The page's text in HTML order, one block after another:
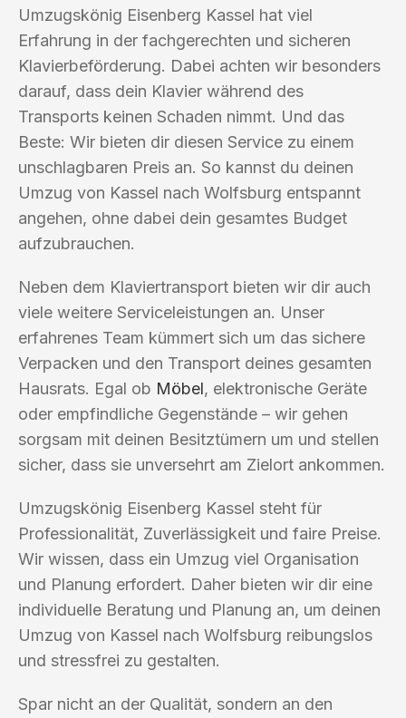
Umzugskönig Eisenberg Kassel hat viel
Erfahrung in der fachgerechten und sicheren
Klavierbeförderung. Dabei achten wir besonders
darauf, dass dein Klavier während des
Transports keinen Schaden nimmt. Und das
Beste: Wir bieten dir diesen Service zu einem
unschlagbaren Preis an. So kannst du deinen
Umzug von Kassel nach Wolfsburg entspannt
angehen, ohne dabei dein gesamtes Budget
aufzubrauchen.
Neben dem Klaviertransport bieten wir dir auch
viele weitere Serviceleistungen an. Unser
erfahrenes Team kümmert sich um das sichere
Verpacken und den Transport deines gesamten
Hausrats. Egal ob Möbel, elektronische Geräte
oder empfindliche Gegenstände – wir gehen
sorgsam mit deinen Besitztümern um und stellen
sicher, dass sie unversehrt am Zielort ankommen.
Umzugskönig Eisenberg Kassel steht für
Professionalität, Zuverlässigkeit und faire Preise.
Wir wissen, dass ein Umzug viel Organisation
und Planung erfordert. Daher bieten wir dir eine
individuelle Beratung und Planung an, um deinen
Umzug von Kassel nach Wolfsburg reibungslos
und stressfrei zu gestalten.
Spar nicht an der Qualität, sondern an den